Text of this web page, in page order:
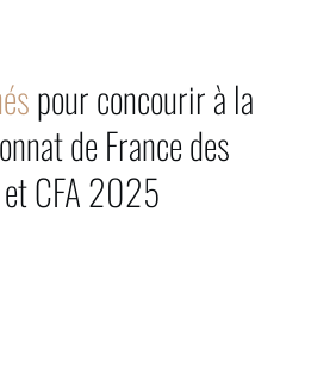
pour concourir à la
de France des
CFA 2025